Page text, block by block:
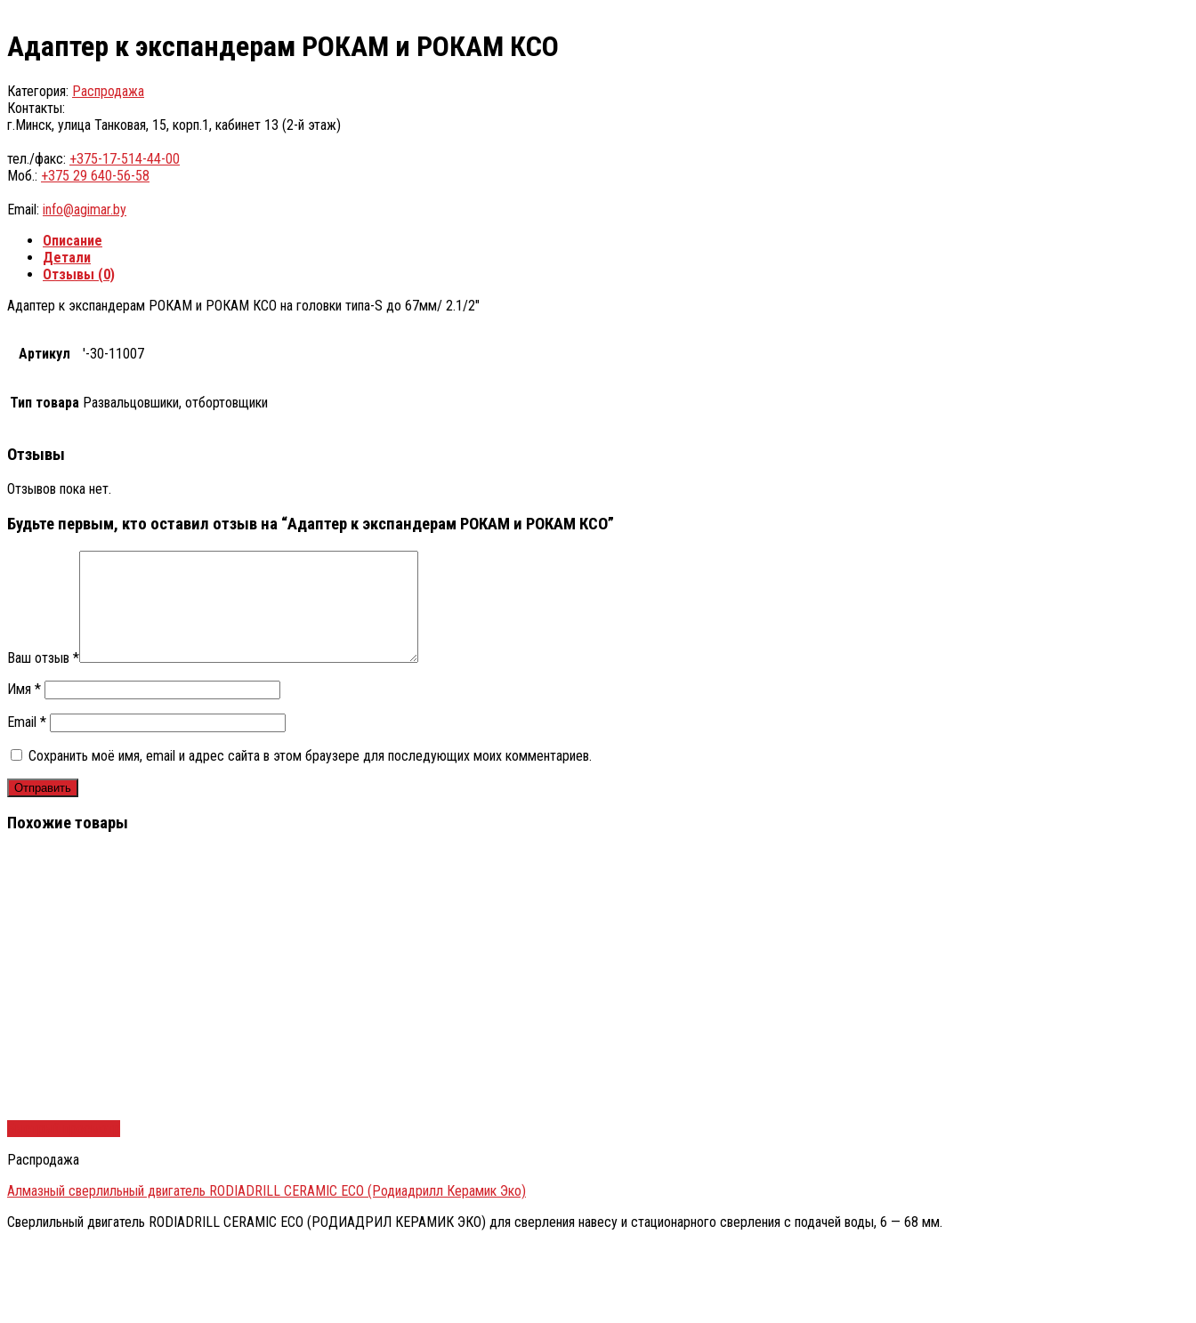
Aдаптер к экспандерам РОКАМ и РОКАМ КСО
Категория: Распродажа
Контакты:
г.Минск, улица Танковая, 15, корп.1, кабинет 13 (2-й этаж)
тел./факс: +375-17-514-44-00
Моб.: +375 29 640-56-58
Email: info@agimar.by
Описание
Детали
Отзывы (0)
Aдаптер к экспандерам РОКАМ и РОКАМ КСО на головки типа-S до 67мм/ 2.1/2″
Артикул '-30-11007
Тип товара Развальцовшики, отбортовщики
Отзывы
Отзывов пока нет.
Будьте первым, кто оставил отзыв на “Aдаптер к экспандерам РОКАМ и РОКАМ КСО”
Ваш отзыв *
Имя *
Email *
Сохранить моё имя, email и адрес сайта в этом браузере для последующих моих комментариев.
Похожие товары
Распродажа
Алмазный сверлильный двигатель RODIADRILL CERAMIC ECO (Родиадрилл Керамик Эко)
Сверлильный двигатель RODIADRILL CERAMIC ECO (РОДИАДРИЛ КЕРАМИК ЭКО) для сверления навесу и стационарного сверления с подачей воды, 6 — 68 мм.